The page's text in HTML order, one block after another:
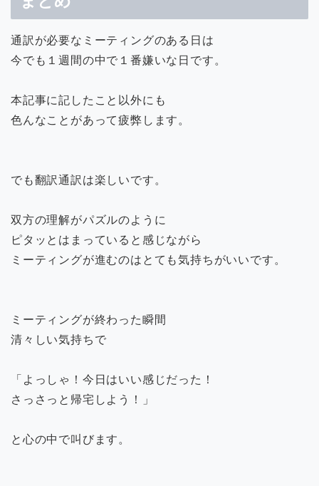
通訳が必要なミーティングのある日は
今でも１週間の中で１番嫌いな日です。
本記事に記したこと以外にも
色んなことがあって疲弊します。
でも翻訳通訳は楽しいです。
双方の理解がパズルのように
ピタッとはまっていると感じながら
ミーティングが進むのはとても気持ちがいいです。
ミーティングが終わった瞬間
清々しい気持ちで
「よっしゃ！今日はいい感じだった！
さっさっと帰宅しよう！」
と心の中で叫びます。